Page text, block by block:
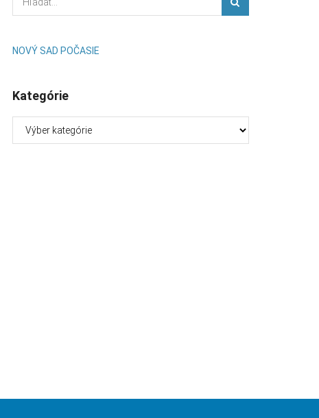
NOVÝ SAD POČASIE
Kategórie